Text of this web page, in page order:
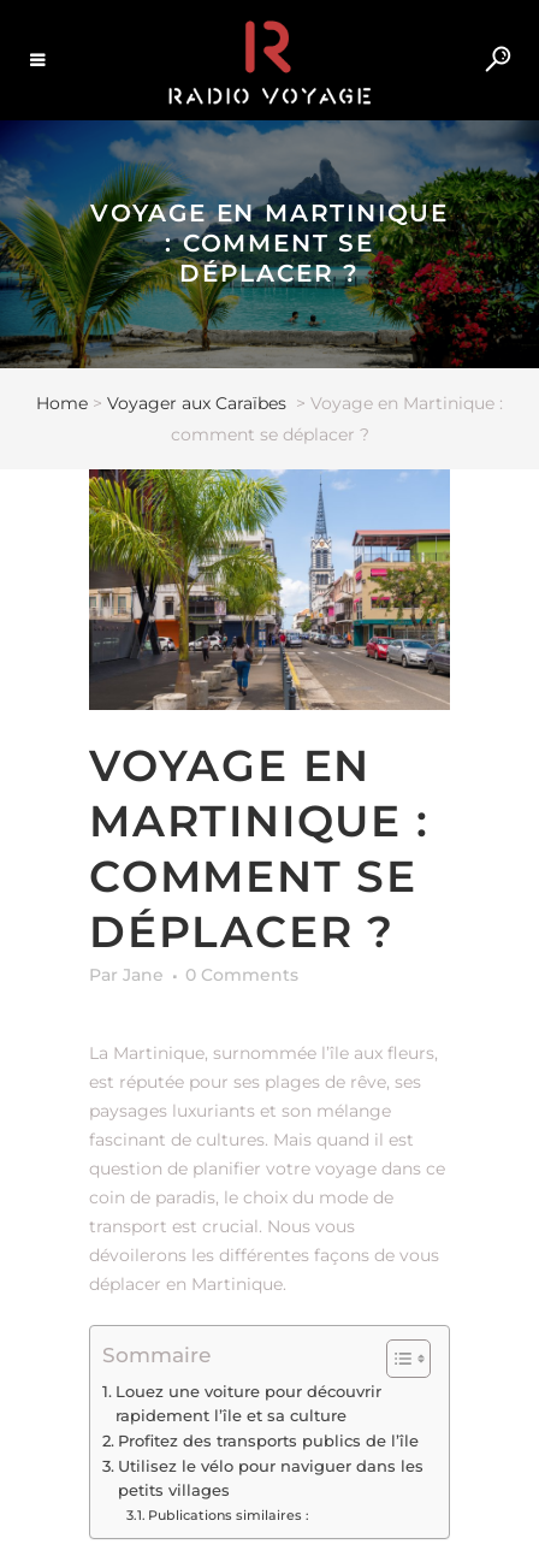
VOYAGE EN MARTINIQUE
: COMMENT SE
DÉPLACER ?
Home > Voyager aux Caraïbes > Voyage en Martinique :
comment se déplacer ?
VOYAGE EN
MARTINIQUE :
COMMENT SE
DÉPLACER ?
Par Jane 0 Comments
La Martinique, surnommée l’île aux fleurs,
est réputée pour ses plages de rêve, ses
paysages luxuriants et son mélange
fascinant de cultures. Mais quand il est
question de planifier votre voyage dans ce
coin de paradis, le choix du mode de
transport est crucial. Nous vous
dévoilerons les différentes façons de vous
déplacer en Martinique.
Sommaire
Louez une voiture pour découvrir
rapidement l’île et sa culture
Profitez des transports publics de l’île
Utilisez le vélo pour naviguer dans les
petits villages
Publications similaires :